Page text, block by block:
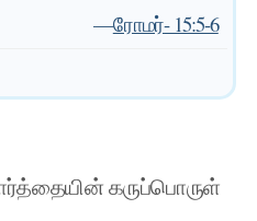
—ரோமர்- 15:5-6
கருப்பொருள்